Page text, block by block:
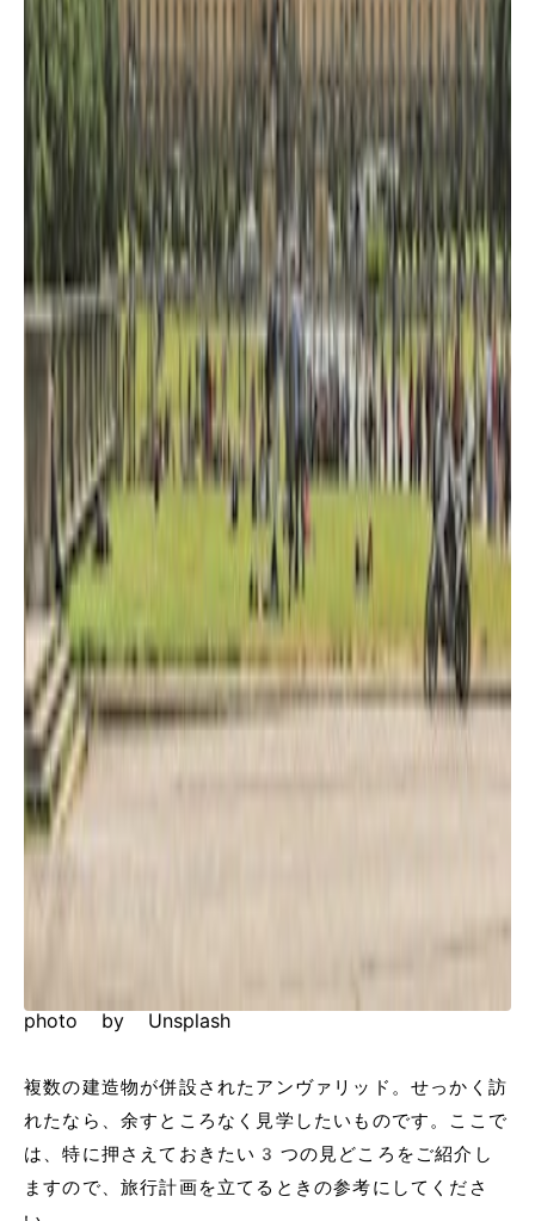
photo by Unsplash
複数の建造物が併設されたアンヴァリッド。せっかく訪
れたなら、余すところなく見学したいものです。ここで
は、特に押さえておきたい3つの見どころをご紹介し
ますので、旅行計画を立てるときの参考にしてくださ